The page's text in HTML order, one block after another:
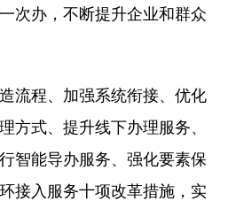
次办，不断提升企业和群众
程、加强系统衔接、优化
方式、提升线下办理服务、
智能导办服务、强化要素保
接入服务十项改革措施，实